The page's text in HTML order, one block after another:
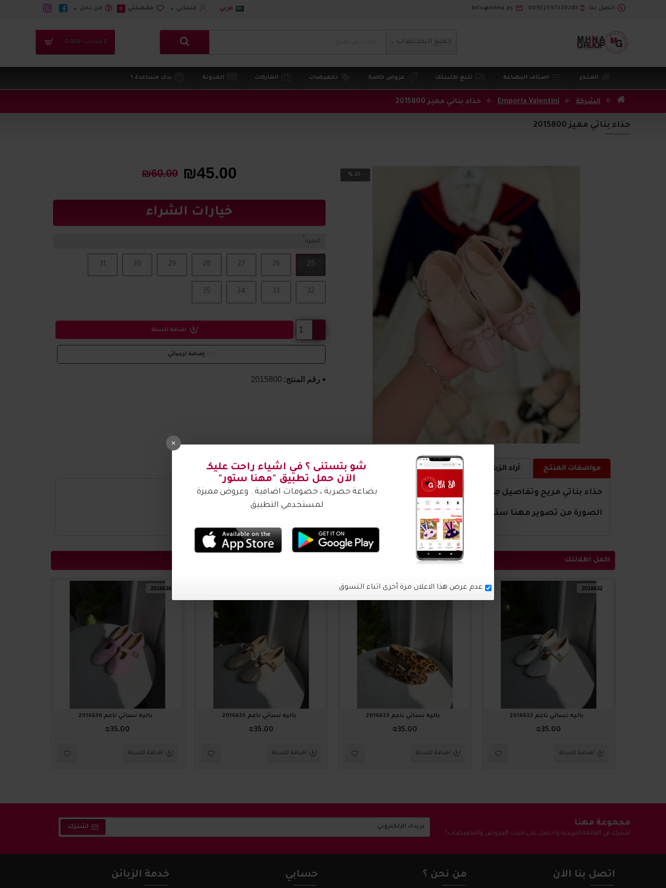
اتصل بنا 00972597330283
info@mhna.ps عربي حسابي مفضلتي 0 من نحن
جميع التصنيفات 0 منتجات - ₪0.00
المتجر اصناف البضاعة تتبع طلبيتك عروض خاصة تخفيضات الماركات المدونة بدك مساعدة ؟
الشركة Emporia Valentini حذاء بناتي مميز 2015800
حذاء بناتي مميز 2015800
-25 %
رقم المنتج: 2015800
₪45.00
₪60.00
خيارات الشراء
النمرة
25
26
27
28
29
30
31
32
33
34
35
اضافة للسلة
إضافة لرغباتي
مواصفات المنتج آراء الزبائن كيف اشتري ؟
حذاء بناتي مريح وتفاصيل جميلة
الصورة من تصوير مهنا ستور
اكمل اطلالتك
2016632
باليه نسائي ناعم 2016632
₪35.00
اضافة للسلة
2016633
باليه نسائي ناعم 2016633
₪35.00
اضافة للسلة
باليه نسائي ناعم 2016635
₪35.00
اضافة للسلة
2016636
باليه نسائي ناعم 2016636
₪35.00
اضافة للسلة
مجموعة مهنا
اشترك في القائمة البريدية واحصل على احدث العروض والتخفيضات !
اشترك
اتصل بنا الآن من نحن ؟ حسابي خدمة الزبائن